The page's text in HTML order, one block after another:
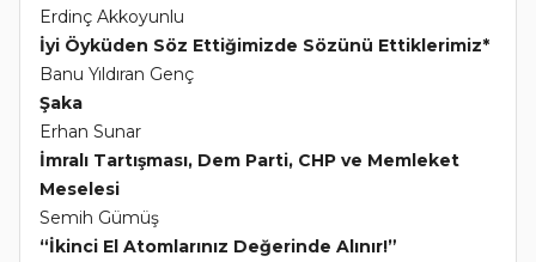
Erdinç Akkoyunlu
İyi Öyküden Söz Ettiğimizde Sözünü Ettiklerimiz*
Banu Yıldıran Genç
Şaka
Erhan Sunar
İmralı Tartışması, Dem Parti, CHP ve Memleket
Meselesi
Semih Gümüş
“İkinci El Atomlarınız Değerinde Alınır!”